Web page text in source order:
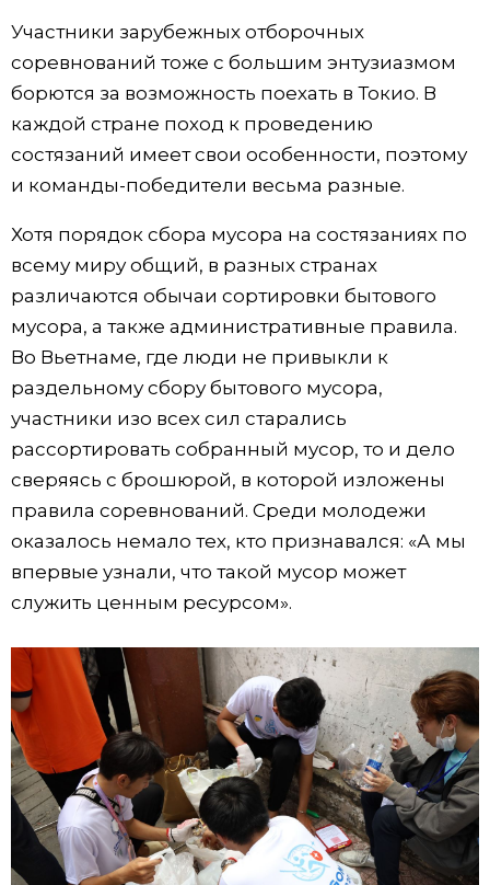
Участники зарубежных отборочных
соревнований тоже с большим энтузиазмом
борются за возможность поехать в Токио. В
каждой стране поход к проведению
состязаний имеет свои особенности, поэтому
и команды-победители весьма разные.
Хотя порядок сбора мусора на состязаниях по
всему миру общий, в разных странах
различаются обычаи сортировки бытового
мусора, а также административные правила.
Во Вьетнаме, где люди не привыкли к
раздельному сбору бытового мусора,
участники изо всех сил старались
рассортировать собранный мусор, то и дело
сверяясь с брошюрой, в которой изложены
правила соревнований. Среди молодежи
оказалось немало тех, кто признавался: «А мы
впервые узнали, что такой мусор может
служить ценным ресурсом».